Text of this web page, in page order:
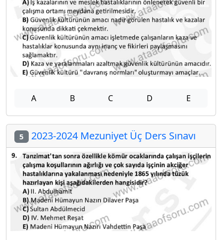
A B C D E
5 2023-2024 Mezuniyet Üç Ders Sınavı